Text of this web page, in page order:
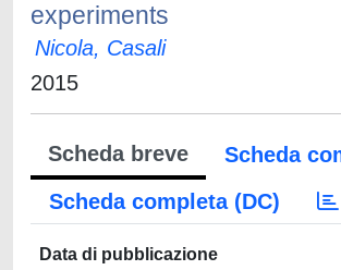
experiments
Nicola, Casali
2015
Scheda breve
Scheda
Scheda completa (DC)
Data di pubblicazione